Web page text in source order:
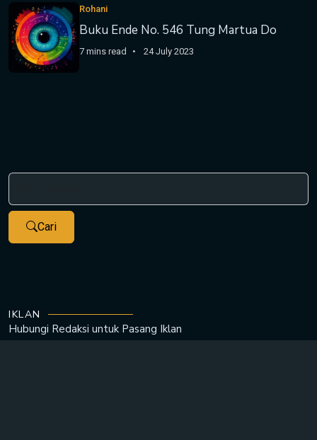
Rohani
Buku Ende No. 546 Tung Martua Do
7 mins read 24 July 2023
Cari
IKLAN
Hubungi Redaksi untuk Pasang Iklan